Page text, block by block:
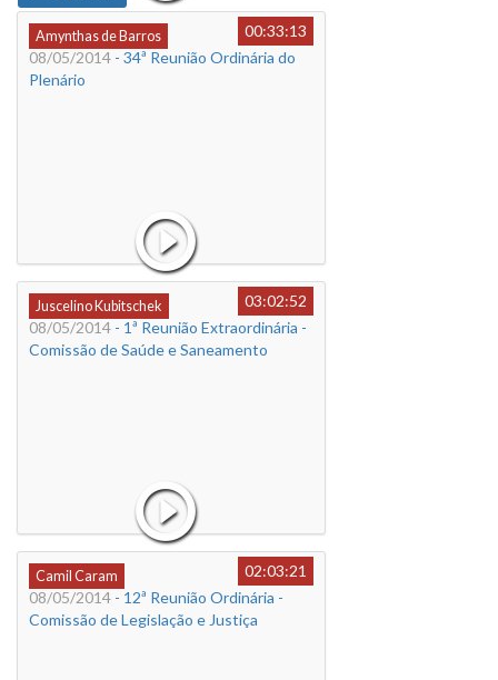
Amynthas de Barros
00:33:13
08/05/2014 - 34ª Reunião Ordinária do
Plenário
Juscelino Kubitschek
03:02:52
08/05/2014 - 1ª Reunião Extraordinária -
Comissão de Saúde e Saneamento
Camil Caram
02:03:21
08/05/2014 - 12ª Reunião Ordinária -
Comissão de Legislação e Justiça